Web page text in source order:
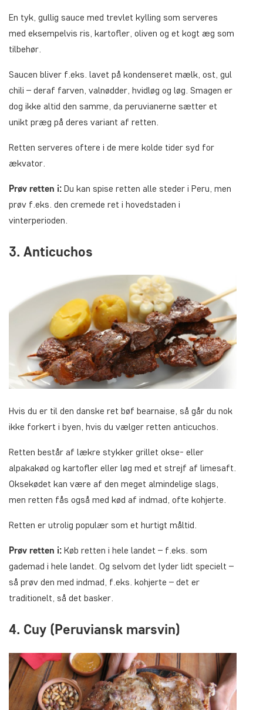
En tyk, gullig sauce med trevlet kylling som serveres
med eksempelvis ris, kartofler, oliven og et kogt æg som
tilbehør.
Saucen bliver f.eks. lavet på kondenseret mælk, ost, gul
chili – deraf farven, valnødder, hvidløg og løg. Smagen er
dog ikke altid den samme, da peruvianerne sætter et
unikt præg på deres variant af retten.
Retten serveres oftere i de mere kolde tider syd for
ækvator.
Prøv retten i: Du kan spise retten alle steder i Peru, men
prøv f.eks. den cremede ret i hovedstaden i
vinterperioden.
3. Anticuchos
Hvis du er til den danske ret bøf bearnaise, så går du nok
ikke forkert i byen, hvis du vælger retten anticuchos.
Retten består af lækre stykker grillet okse- eller
alpakakød og kartofler eller løg med et strejf af limesaft.
Oksekødet kan være af den meget almindelige slags,
men retten fås også med kød af indmad, ofte kohjerte.
Retten er utrolig populær som et hurtigt måltid.
Prøv retten i: Køb retten i hele landet – f.eks. som
gademad i hele landet. Og selvom det lyder lidt specielt –
så prøv den med indmad, f.eks. kohjerte – det er
traditionelt, så det basker.
4. Cuy (Peruviansk marsvin)